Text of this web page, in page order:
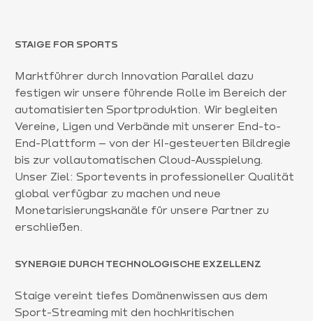
STAIGE FOR SPORTS
Marktführer durch Innovation Parallel dazu
festigen wir unsere führende Rolle im Bereich der
automatisierten Sportproduktion. Wir begleiten
Vereine, Ligen und Verbände mit unserer End-to-
End-Plattform – von der KI-gesteuerten Bildregie
bis zur vollautomatischen Cloud-Ausspielung.
Unser Ziel: Sportevents in professioneller Qualität
global verfügbar zu machen und neue
Monetarisierungskanäle für unsere Partner zu
erschließen.
SYNERGIE DURCH TECHNOLOGISCHE EXZELLENZ
Staige vereint tiefes Domänenwissen aus dem
Sport-Streaming mit den hochkritischen